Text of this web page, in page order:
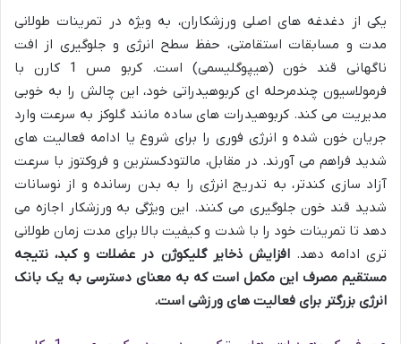
یکی از دغدغه های اصلی ورزشکاران، به ویژه در تمرینات طولانی
مدت و مسابقات استقامتی، حفظ سطح انرژی و جلوگیری از افت
ناگهانی قند خون (هیپوگلیسمی) است. کربو مس 1 کارن با
فرمولاسیون چندمرحله ای کربوهیدراتی خود، این چالش را به خوبی
مدیریت می کند. کربوهیدرات های ساده مانند گلوکز به سرعت وارد
جریان خون شده و انرژی فوری را برای شروع یا ادامه فعالیت های
شدید فراهم می آورند. در مقابل، مالتودکسترین و فروکتوز با سرعت
آزاد سازی کندتر، به تدریج انرژی را به بدن رسانده و از نوسانات
شدید قند خون جلوگیری می کنند. این ویژگی به ورزشکار اجازه می
دهد تا تمرینات خود را با شدت و کیفیت بالا برای مدت زمان طولانی
تری ادامه دهد.افزایش ذخایر گلیکوژن در عضلات و کبد، نتیجه
مستقیم مصرف این مکمل است که به معنای دسترسی به یک بانک
انرژی بزرگتر برای فعالیت های ورزشی است.